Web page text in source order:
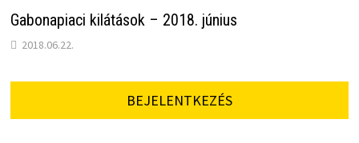
Gabonapiaci kilátások – 2018. június
2018.06.22.
BEJELENTKEZÉS